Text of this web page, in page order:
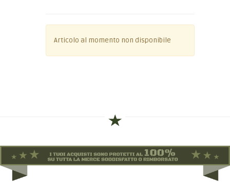
Articolo al momento non disponibile